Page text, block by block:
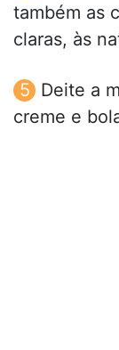
também as
claras, às
Deite a
creme e